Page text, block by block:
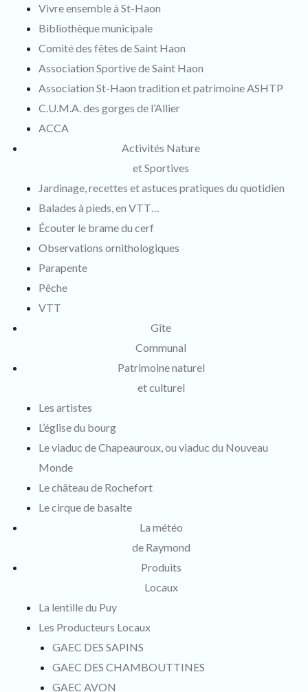
Vivre ensemble à St-Haon
Bibliothèque municipale
Comité des fêtes de Saint Haon
Association Sportive de Saint Haon
Association St-Haon tradition et patrimoine ASHTP
C.U.M.A. des gorges de l’Allier
ACCA
Activités Nature
et Sportives
Jardinage, recettes et astuces pratiques du quotidien
Balades à pieds, en VTT…
Écouter le brame du cerf
Observations ornithologiques
Parapente
Pêche
VTT
Gîte
Communal
Patrimoine naturel
et culturel
Les artistes
L’église du bourg
Le viaduc de Chapeauroux, ou viaduc du Nouveau
Monde
Le château de Rochefort
Le cirque de basalte
La météo
de Raymond
Produits
Locaux
La lentille du Puy
Les Producteurs Locaux
GAEC DES SAPINS
GAEC DES CHAMBOUTTINES
GAEC AVON